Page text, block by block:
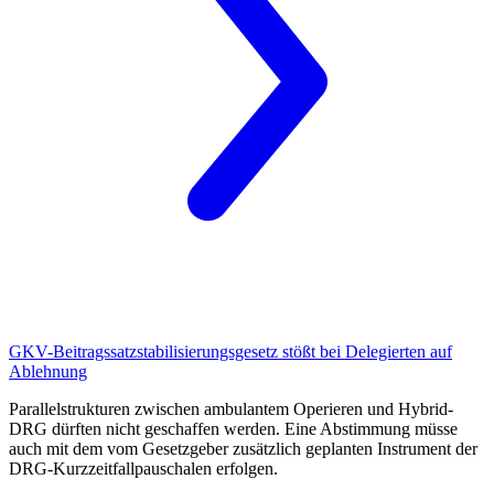
GKV-Beitragssatzstabilisierungsgesetz stößt bei Delegierten auf
Ablehnung
Parallelstrukturen zwischen ambulantem Operieren und Hybrid-
DRG dürften nicht geschaffen werden. Eine Abstimmung müsse
auch mit dem vom Gesetzgeber zusätzlich geplanten Instrument der
DRG-Kurzzeitfallpauschalen erfolgen.